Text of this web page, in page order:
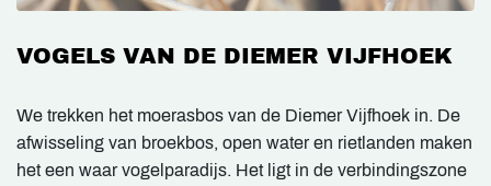
VOGELS VAN DE DIEMER VIJFHOEK
We trekken het moerasbos van de Diemer Vijfhoek in. De
afwisseling van broekbos, open water en rietlanden maken
het een waar vogelparadijs. Het ligt in de verbindingszone